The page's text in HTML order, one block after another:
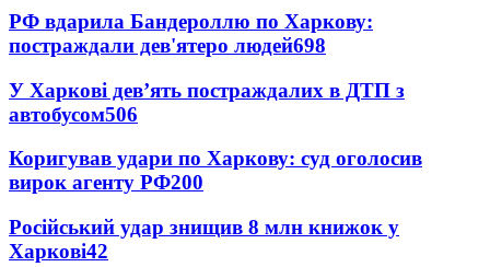
РФ вдарила Бандероллю по Харкову:
постраждали дев'ятеро людей698
У Харкові дев’ять постраждалих в ДТП з
автобусом506
Коригував удари по Харкову: суд оголосив
вирок агенту РФ200
Російський удар знищив 8 млн книжок у
Харкові42